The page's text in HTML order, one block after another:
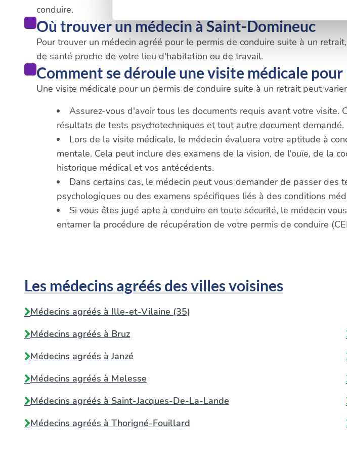
Les cookies nous permettent de personnaliser le contenu et
sociaux et d'analyser notre trafic. Nous partageons
partenaires de médias sociaux, de publicité et d'analyse, qui
vous leur avez fournies ou qu'ils ont collectées lors de votre
conduire.
Où trouver un médecin à Saint-Domineuc
Pour trouver un médecin agréé pour le permis de conduire suite à un
de santé proche de votre lieu d'habitation ou de travail.
Comment se déroule une visite médicale
Une visite médicale pour un permis de conduire suite à un retrait peut
Assurez-vous d'avoir tous les documents requis avant votre
résultats de tests psychotechniques et tout autre document demandé.
Lors de la visite médicale, le médecin évaluera votre aptitude à
mentale. Cela peut inclure des examens de la vision, de l'ouïe, de la
historique médical et vos antécédents.
Dans certains cas, le médecin peut vous demander de passer
psychologiques ou des examens spécifiques liés à des conditions
Si vous êtes jugé apte à conduire en toute sécurité, le médecin
entamer la procédure de récupération de votre permis de conduire
Les médecins agréés des villes voisines
Médecins agréés à Ille-et-Vilaine (35)
Médecins agréés à Bruz
Médecins agréés à Janzé
Médecins agréés à Melesse
Médecins agréés à Saint-Jacques-De-La-Lande
Médecins agréés à Thorigné-Fouillard